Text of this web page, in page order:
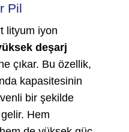
Pil
lityum iyon
deşarj
çıkar. Bu özellik,
kapasitesinin
bir şekilde
Hem